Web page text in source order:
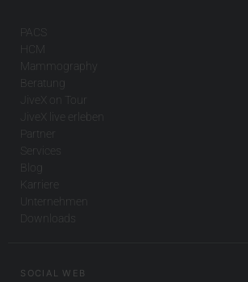
PACS
HCM
Mammography
Beratung
JiveX on Tour
JiveX live erleben
Partner
Services
Blog
Karriere
Unternehmen
Downloads
SOCIAL WEB